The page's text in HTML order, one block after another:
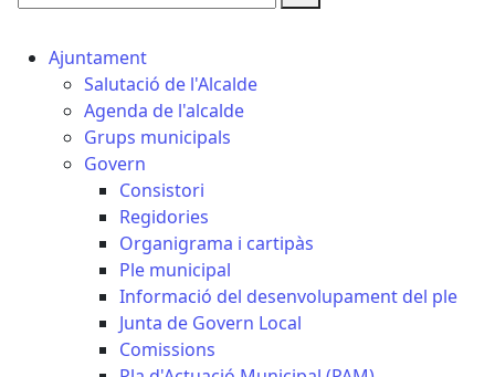
Cercar:
Ajuntament
Salutació de l'Alcalde
Agenda de l'alcalde
Grups municipals
Govern
Consistori
Regidories
Organigrama i cartipàs
Ple municipal
Informació del desenvolupament del ple
Junta de Govern Local
Comissions